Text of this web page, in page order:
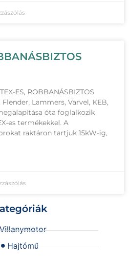
ES, ROBBANÁSBIZTOS
Flender, Lammers, Varvel, KEB,
óta foglalkozik
es termékekkel. A
raktáron tartjuk 15kW-ig,
Hajtómű